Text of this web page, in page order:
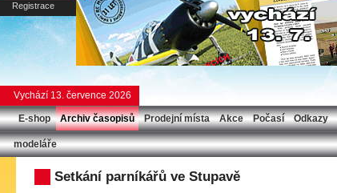
Registrace
Vychází 13. července 2026
RC Modely 7/2022 článek 9
Setkání parníkářů ve Stupavě
E-shop Archiv časopisů Prodejní místa Akce Počasí Odkazy
modeláře